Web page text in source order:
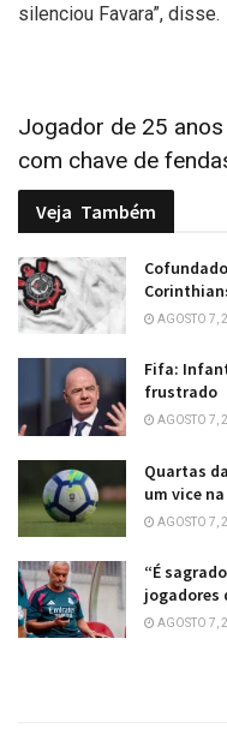
silenciou Favara”, disse.
Jogador de 25
com chave de
Veja Também
AGOSTO 7,
Fifa:
frustrado
AGOSTO 7,
Quartas
um vice
AGOSTO 7,
“É
jogadores
AGOSTO 7,